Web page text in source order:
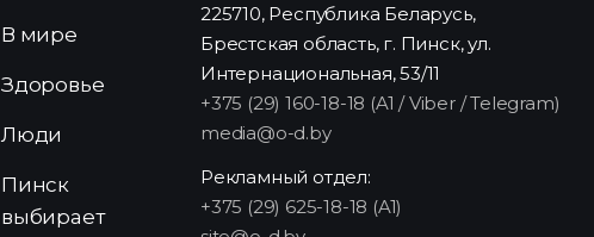
В мире
Здоровье
Люди
Пинск
выбирает
225710, Республика Беларусь,
Брестская область, г. Пинск, ул.
Интернациональная, 53/11
+375 (29) 160-18-18 (A1 / Viber / Telegram)
media@o-d.by
Рекламный отдел:
+375 (29) 625-18-18 (A1)